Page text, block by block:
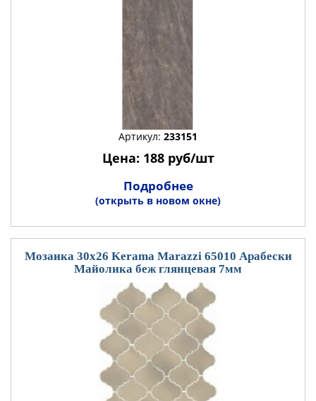
Артикул: 233151
Цена: 188 руб/шт
Подробнее
(открыть в новом окне)
Мозаика 30x26 Kerama Marazzi 65010 Арабески
Майолика беж глянцевая 7мм